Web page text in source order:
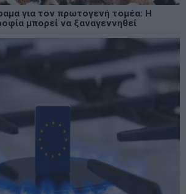
για τον πρωτογενή τομέα: Η
μπορεί να ξαναγεννηθεί